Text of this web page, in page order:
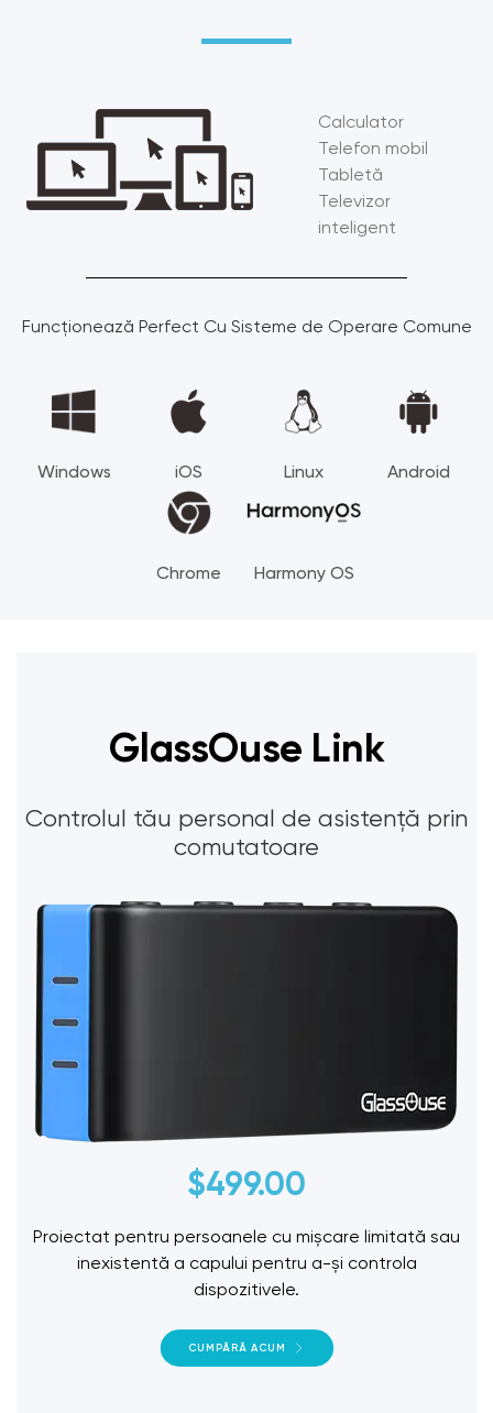
Calculator
Telefon mobil
Tabletă
Televizor
inteligent
Funcționează Perfect Cu Sisteme de Operare Comune
Windows iOS Linux Android
Chrome Harmony OS
GlassOuse Link
Controlul tău personal de asistență prin
comutatoare
$499.00
Proiectat pentru persoanele cu mișcare limitată sau
inexistentă a capului pentru a-și controla
dispozitivele.
CUMPĂRĂ ACUM